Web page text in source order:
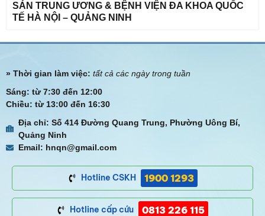
SẢN TRUNG ƯƠNG & BỆNH VIỆN ĐA KHOA QUỐC
TẾ HÀ NỘI – QUẢNG NINH
» Thời gian làm việc: tất cả các ngày trong tuần
Sáng: từ 7:30 đến 12:00
Chiều: từ 13:00 đến 16:30
Địa chỉ: Số 414 Đường Quang Trung, Phường Uông Bí,
Quảng Ninh
Email: hnqn@gmail.com
Hotline CSKH 1900 1293
Hotline cấp cứu 0813 226 115